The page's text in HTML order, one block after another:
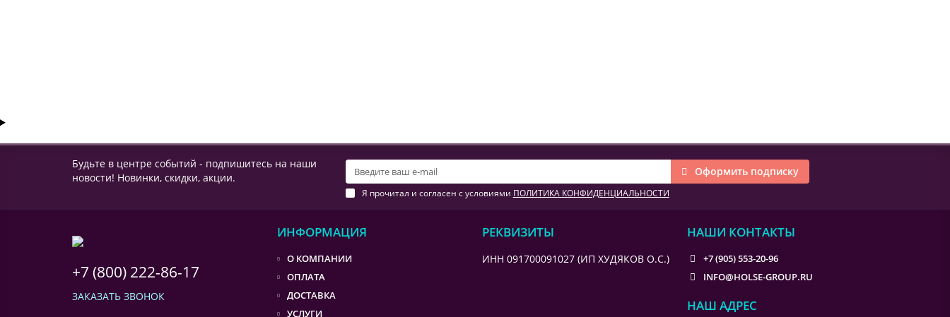
Будьте в центре событий - подпишитесь на наши
новости! Новинки, скидки, акции.
Оформить подписку
Я прочитал и согласен с условиями ПОЛИТИКА КОНФИДЕНЦИАЛЬНОСТИ
+7 (800) 222-86-17
ЗАКАЗАТЬ ЗВОНОК
ИНФОРМАЦИЯ
О КОМПАНИИ
ОПЛАТА
ДОСТАВКА
УСЛУГИ
РЕКВИЗИТЫ
ИНН 091700091027 (ИП ХУДЯКОВ О.С.)
НАШИ КОНТАКТЫ
+7 (905) 553-20-96
INFO@HOLSE-GROUP.RU
НАШ АДРЕС